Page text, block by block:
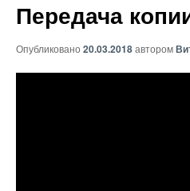
Передача
Опубликовано 20.03.2018автором